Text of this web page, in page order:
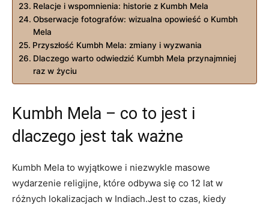
Relacje i wspomnienia: historie z Kumbh Mela
Obserwacje fotografów: wizualna opowieść o Kumbh
Mela
Przyszłość Kumbh Mela: zmiany i wyzwania
Dlaczego warto odwiedzić Kumbh Mela przynajmniej
raz w życiu
Kumbh Mela – co to jest i
dlaczego jest tak ważne
Kumbh Mela to wyjątkowe i niezwykle masowe
wydarzenie religijne, które odbywa się co 12 lat w
różnych lokalizacjach w Indiach.Jest to czas, kiedy